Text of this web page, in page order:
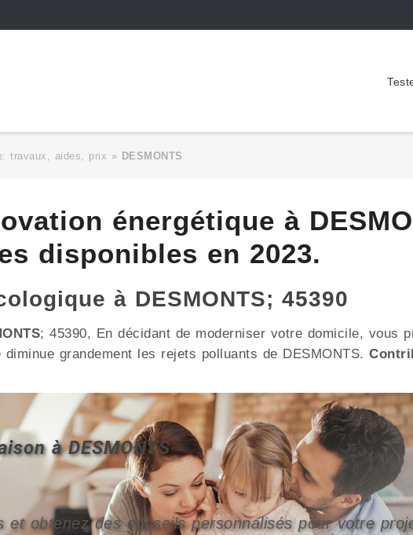
travaux, aides, prix » DESMONTS
énergétique à
disponibles en 2023.
à DESMONTS; 45390
; 45390, En décidant de moderniser votre domicile, vous
grandement les rejets polluants de DESMONTS.
à DESMONTS
et obtenez des conseils personnalisés pour votre